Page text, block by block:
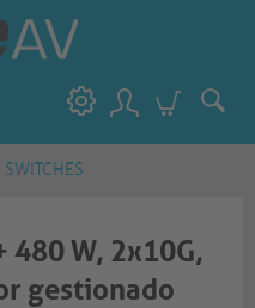
SWITCHES
480 W, 2x10G,
gestionado